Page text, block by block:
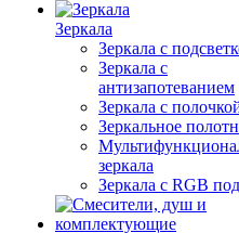
Зеркала
Зеркала с
Зеркала с
антизапотеванием
Зеркала с
Зеркальное
зеркала
Зеркала c RGB